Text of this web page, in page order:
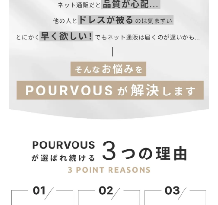
レス、二次会ワンピース、二次会ドレス
★オススメシーン結婚式・二次会・披露宴・お呼ばれ・セレモニ
ー・成人式同窓会・女子会・2次会・謝恩会・パーティー・デー
トオケージョン・食事会・演奏会・発表会・記念日など多様なシ
★サイズ展開S(7号) M(9号) L(11号) XL(13号) XXL(15号) 4L(17号)
肩幅 バスト
ウエス
ト
着丈
S
36 88 68～84 124 39.5
33
M
37 92 72～88 125 40.5
34
L
38 96 76～92 126 41.5
35
XL
42.5
36
4L 41 108
88～
104
129 44.5
【当店のサイズガイドはこちら→】